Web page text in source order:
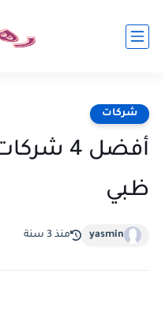
شركات
أفضل 4
ظبي
yasmin منذ 3 سنة